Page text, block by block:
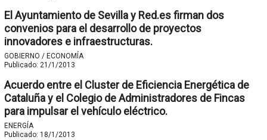
El Ayuntamiento de Sevilla y Red.es firman dos
convenios para el desarrollo de proyectos
innovadores e infraestructuras.
GOBIERNO / ECONOMÍA
Publicado: 21/1/2013
Acuerdo entre el Cluster de Eficiencia Energética de
Cataluña y el Colegio de Administradores de Fincas
para impulsar el vehículo eléctrico.
ENERGÍA
Publicado: 18/1/2013